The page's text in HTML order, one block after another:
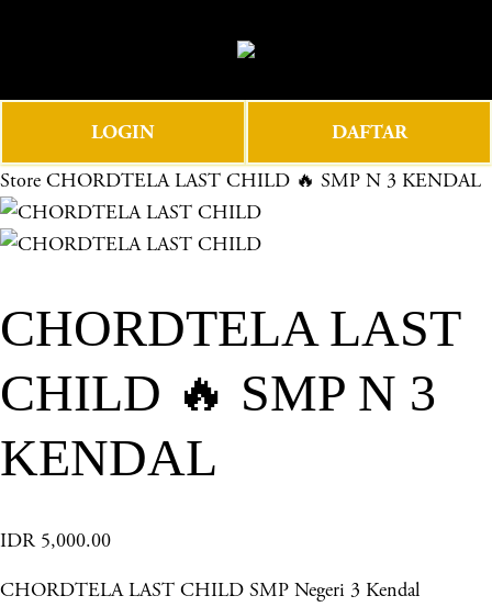
e
e
n
u
LOGIN DAFTAR
Store CHORDTELA LAST CHILD 🔥 SMP N 3 KENDAL
CHORDTELA LAST
CHILD 🔥 SMP N 3
KENDAL
IDR 5,000.00
CHORDTELA LAST CHILD SMP Negeri 3 Kendal